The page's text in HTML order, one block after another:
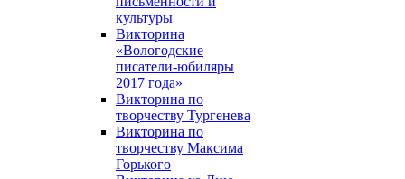
культуры
Викторина
«Вологодские
писатели-юбиляры
2017 года»
Викторина по
творчеству Тургенева
Викторина по
творчеству Максима
Горького